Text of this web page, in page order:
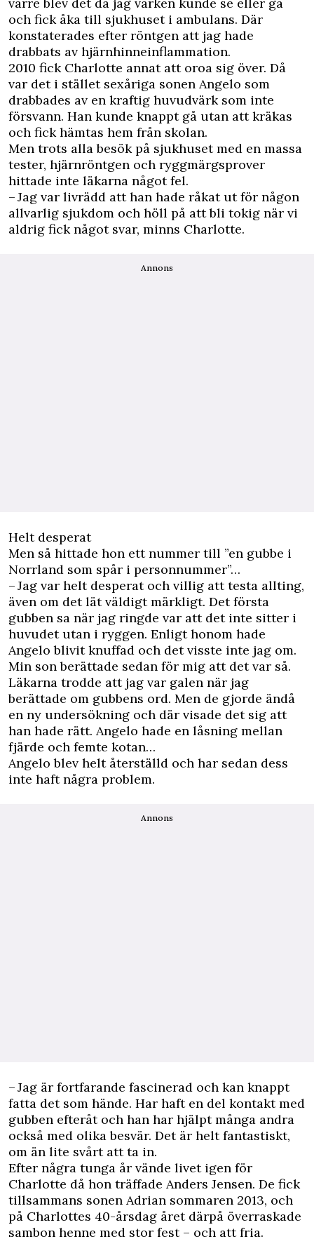
och fick åka till sjukhuset i ambulans. Där
konstaterades efter röntgen att jag hade
drabbats av hjärnhinneinflammation.
2010 fick Charlotte annat att oroa sig över. Då
var det i stället sexåriga sonen Angelo som
drabbades av en kraftig huvudvärk som inte
försvann. Han kunde knappt gå utan att kräkas
och fick hämtas hem från skolan.
Men trots alla besök på sjukhuset med en massa
tester, hjärnröntgen och ryggmärgsprover
hittade inte läkarna något fel.
– Jag var livrädd att han hade råkat ut för någon
allvarlig sjukdom och höll på att bli tokig när vi
aldrig fick något svar, minns Charlotte.
Annons
Helt desperat
Men så hittade hon ett nummer till ”en gubbe i
Norrland som spår i personnummer”…
– Jag var helt desperat och villig att testa allting,
även om det lät väldigt märkligt. Det första
gubben sa när jag ringde var att det inte sitter i
huvudet utan i ryggen. Enligt honom hade
Angelo blivit knuffad och det visste inte jag om.
Min son berättade sedan för mig att det var så.
Läkarna trodde att jag var galen när jag
berättade om gubbens ord. Men de gjorde ändå
en ny undersökning och där visade det sig att
han hade rätt. Angelo hade en låsning mellan
fjärde och femte kotan…
Angelo blev helt återställd och har sedan dess
inte haft några problem.
Annons
– Jag är fortfarande fascinerad och kan knappt
fatta det som hände. Har haft en del kontakt med
gubben efteråt och han har hjälpt många andra
också med olika besvär. Det är helt fantastiskt,
om än lite svårt att ta in.
Efter några tunga år vände livet igen för
Charlotte då hon träffade Anders Jensen. De fick
tillsammans sonen Adrian sommaren 2013, och
på Charlottes 40-årsdag året därpå överraskade
sambon henne med stor fest – och att fria.